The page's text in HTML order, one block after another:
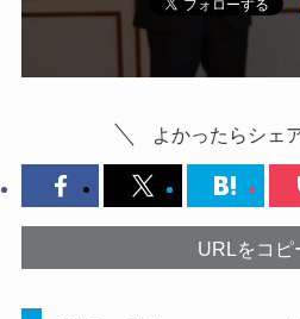
よかったらシェ
URLをコピ